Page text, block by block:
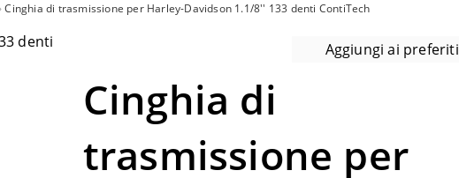
Cinghia di trasmissione per Harley-Davidson 1.1/8'' 133 denti ContiTech
Aggiungi ai preferiti
Cinghia di
trasmissione per